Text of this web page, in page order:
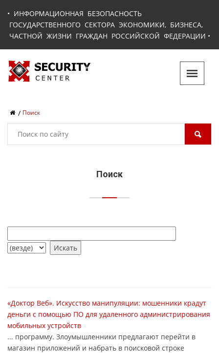
• ИНФОРМАЦИОННАЯ БЕЗОПАСНОСТЬ
ГОСУДАРСТВЕННОГО СЕКТОРА ЭКОНОМИКИ, БИЗНЕСА,
ЧАСТНОЙ ЖИЗНИ ГРАЖДАН РОССИЙСКОЙ ФЕДЕРАЦИИ •
Поиск
Поиск
«Доктор Веб». Искусство манипуляции: мошенники крадут
деньги с помощью ПО для удаленного администрирования
мобильных устройств
... программу. Злоумышленники предлагают перейти в
магазин приложений и набрать в поисковой строке